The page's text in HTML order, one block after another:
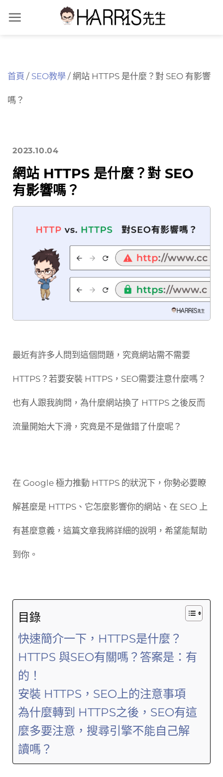
Skip
首頁 / SEO教學/ 網站 HTTPS 是什麼？對 SEO 有影響
嗎？
2023.10.04
網站 HTTPS 是什麼？對 SEO
有影響嗎？
最近有許多人問到這個問題，究竟網站需不需要
HTTPS？若要安裝 HTTPS，SEO需要注意什麼嗎？
也有人跟我詢問，為什麼網站換了 HTTPS 之後反而
流量開始大下滑，究竟是不是做錯了什麼呢？
在 Google 極力推動 HTTPS 的狀況下，你勢必要瞭
解甚麼是 HTTPS、它怎麼影響你的網站、在 SEO 上
有甚麼意義，這篇文章我將詳細的說明，希望能幫助
到你。
目錄
快速簡介一下，HTTPS是什麼？
HTTPS 與SEO有關嗎？答案是：有
的！
安裝 HTTPS，SEO上的注意事項
為什麼轉到 HTTPS之後，SEO有這
麼多要注意，搜尋引擎不能自己解
讀嗎？